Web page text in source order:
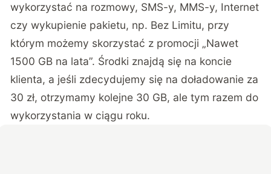
wykorzystać na rozmowy, SMS-y, MMS-y, Internet
czy wykupienie pakietu, np. Bez Limitu, przy
którym możemy skorzystać z promocji „Nawet
1500 GB na lata”. Środki znajdą się na koncie
klienta, a jeśli zdecydujemy się na doładowanie za
30 zł, otrzymamy kolejne 30 GB, ale tym razem do
wykorzystania w ciągu roku.